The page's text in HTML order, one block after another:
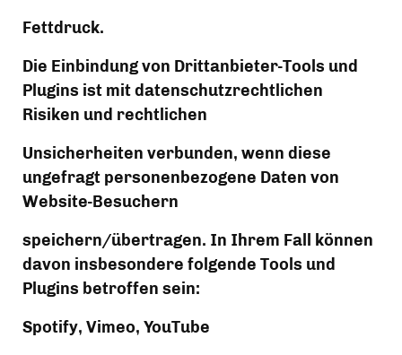
Fettdruck.
Die Einbindung von Drittanbieter-Tools und
Plugins ist mit datenschutzrechtlichen
Risiken und rechtlichen
Unsicherheiten verbunden, wenn diese
ungefragt personenbezogene Daten von
Website-Besuchern
speichern/übertragen. In Ihrem Fall können
davon insbesondere folgende Tools und
Plugins betroffen sein:
Spotify, Vimeo, YouTube